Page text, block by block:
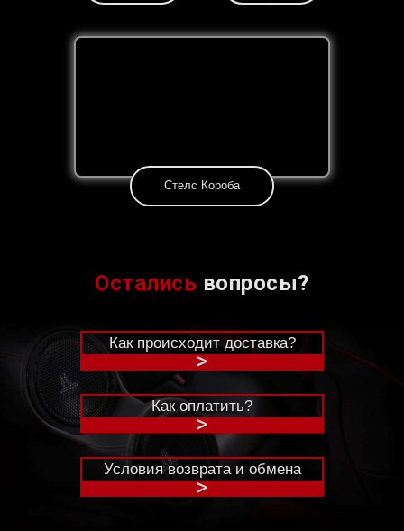
Стелс Короба
Остались вопросы?
Как происходит доставка?
>
Как оплатить?
>
Условия возврата и обмена
>